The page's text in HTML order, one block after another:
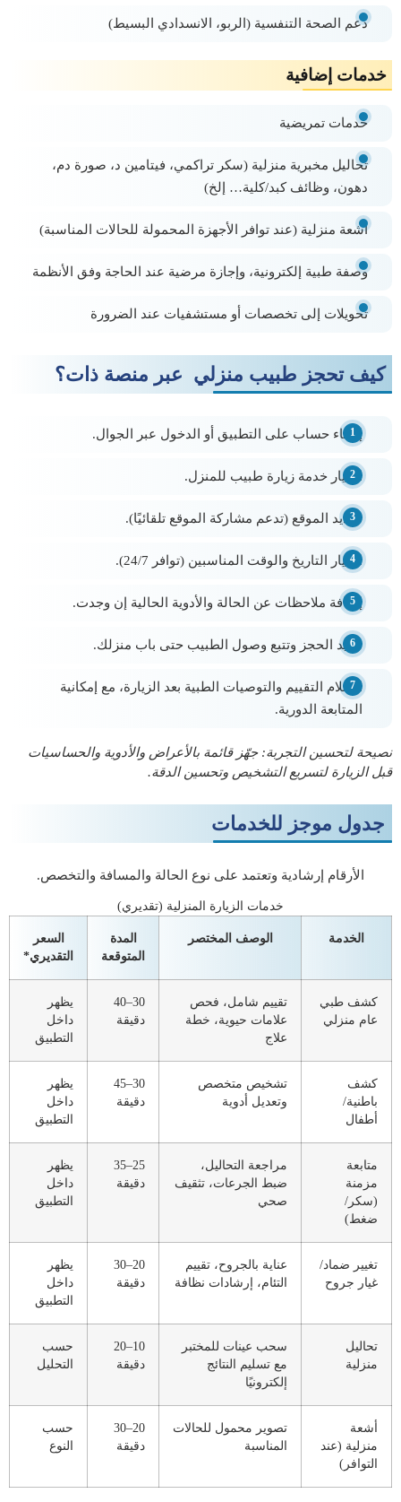
دعم الصحة التنفسية (الربو، الانسدادي البسيط)
خدمات إضافية
خدمات تمريضية
تحاليل مخبرية منزلية (سكر تراكمي، فيتامين د، صورة دم،
دهون، وظائف كبد/كلية… إلخ)
أشعة منزلية (عند توافر الأجهزة المحمولة للحالات المناسبة)
وصفة طبية إلكترونية، وإجازة مرضية عند الحاجة وفق الأنظمة
تحويلات إلى تخصصات أو مستشفيات عند الضرورة
كيف تحجز طبيب منزلي عبر منصة ذات؟
إنشاء حساب على التطبيق أو الدخول عبر الجوال.
اختيار خدمة زيارة طبيب للمنزل.
تحديد الموقع (تدعم مشاركة الموقع تلقائيًا).
اختيار التاريخ والوقت المناسبين (توافر 24/7).
إضافة ملاحظات عن الحالة والأدوية الحالية إن وجدت.
تأكيد الحجز وتتبع وصول الطبيب حتى باب منزلك.
استلام التقييم والتوصيات الطبية بعد الزيارة، مع إمكانية
المتابعة الدورية.
نصيحة لتحسين التجربة: جهّز قائمة بالأعراض والأدوية والحساسيات
قبل الزيارة لتسريع التشخيص وتحسين الدقة.
جدول موجز للخدمات
الأرقام إرشادية وتعتمد على نوع الحالة والمسافة والتخصص.
خدمات الزيارة المنزلية (تقديري)
الخدمة الوصف المختصر
المدة
المتوقعة
السعر
التقديري*
كشف طبي
عام منزلي
تقييم شامل، فحص
علامات حيوية، خطة
علاج
30–40
دقيقة
يظهر
داخل
التطبيق
كشف
باطنية/
أطفال
تشخيص متخصص
وتعديل أدوية
30–45
دقيقة
يظهر
داخل
التطبيق
متابعة
مزمنة
(سكر/
ضغط)
مراجعة التحاليل،
ضبط الجرعات، تثقيف
صحي
25–35
دقيقة
يظهر
داخل
التطبيق
تغيير ضماد/
غيار جروح
عناية بالجروح، تقييم
التئام، إرشادات نظافة
20–30
دقيقة
يظهر
داخل
التطبيق
تحاليل
منزلية
سحب عينات للمختبر
مع تسليم النتائج
إلكترونيًا
10–20
دقيقة
حسب
التحليل
أشعة
منزلية (عند
التوافر)
تصوير محمول للحالات
المناسبة
20–30
دقيقة
حسب
النوع